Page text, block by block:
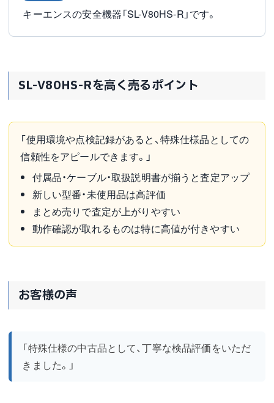
キーエンスの安全機器「SL-V80HS-R」です。
SL-V80HS-Rを高く売るポイント
「使用環境や点検記録があると、特殊仕様品としての
信頼性をアピールできます。」
付属品・ケーブル・取扱説明書が揃うと査定アップ
新しい型番・未使用品は高評価
まとめ売りで査定が上がりやすい
動作確認が取れるものは特に高値が付きやすい
お客様の声
「特殊仕様の中古品として、丁寧な検品評価をいただ
きました。」